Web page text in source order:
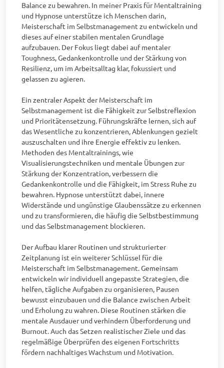
Balance zu bewahren. In meiner Praxis für Mentaltraining
und Hypnose unterstütze ich Menschen darin,
Meisterschaft im Selbstmanagement zu entwickeln und
dieses auf einer stabilen mentalen Grundlage
aufzubauen. Der Fokus liegt dabei auf mentaler
Toughness, Gedankenkontrolle und der Stärkung von
Resilienz, um im Arbeitsalltag klar, fokussiert und
gelassen zu agieren.
Ein zentraler Aspekt der Meisterschaft im
Selbstmanagement ist die Fähigkeit zur Selbstreflexion
und Prioritätensetzung. Führungskräfte lernen, sich auf
das Wesentliche zu konzentrieren, Ablenkungen gezielt
auszuschalten und ihre Energie effektiv zu lenken.
Methoden des Mentaltrainings, wie
Visualisierungstechniken und mentale Übungen zur
Stärkung der Konzentration, verbessern die
Gedankenkontrolle und die Fähigkeit, im Stress Ruhe zu
bewahren. Hypnose unterstützt dabei, innere
Widerstände und ungünstige Glaubenssätze zu erkennen
und zu transformieren, die häufig die Selbstbestimmung
und das Selbstmanagement blockieren.
Der Aufbau klarer Routinen und strukturierter
Zeitplanung ist ein weiterer Schlüssel für die
Meisterschaft im Selbstmanagement. Gemeinsam
entwickeln wir individuell angepasste Strategien, die
helfen, tägliche Aufgaben zu organisieren, Pausen
bewusst einzubauen und die Balance zwischen Arbeit
und Erholung zu wahren. Diese Routinen stärken die
mentale Ausdauer und verhindern Überforderung und
Burnout. Auch das Setzen realistischer Ziele und das
regelmäßige Überprüfen des eigenen Fortschritts
fördern nachhaltiges Wachstum und Motivation.